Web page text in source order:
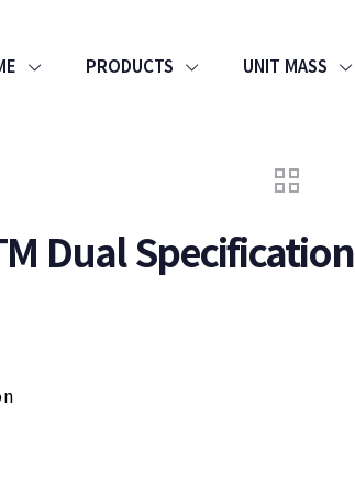
PRODUCTS UNIT MASS
Dual Specification